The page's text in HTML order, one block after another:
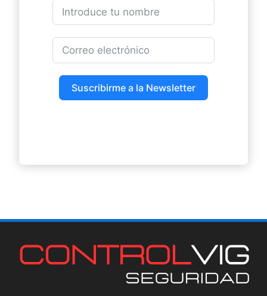
Suscribirme a la Newsletter